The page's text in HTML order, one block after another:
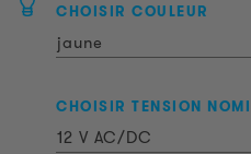
CHOISIR COULEUR
jaune
CHOISIR TENSION
12 V AC/DC